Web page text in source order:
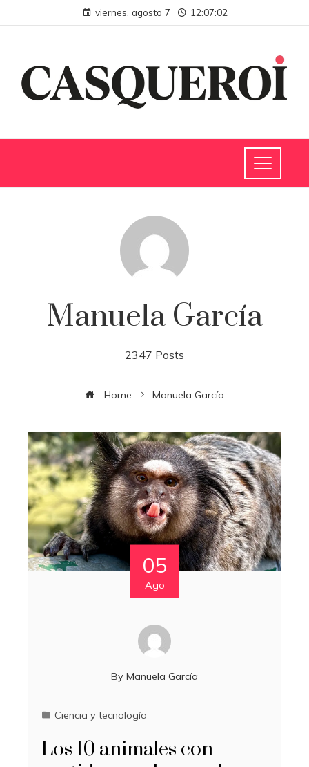
viernes, agosto 7 12:07:03
Manuela García
2347 Posts
Home Manuela García
05
Ago
By Manuela García
Ciencia y tecnología
Los 10 animales con